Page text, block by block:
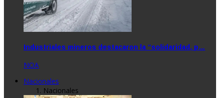
Industriales mineros destacaron la “solidaridad, p…
NOA
Nacionales
Nacionales